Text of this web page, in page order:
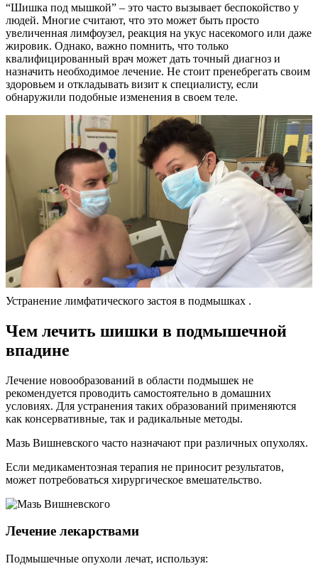
“Шишка под мышкой” – это часто вызывает беспокойство у
людей. Многие считают, что это может быть просто
увеличенная лимфоузел, реакция на укус насекомого или даже
жировик. Однако, важно помнить, что только
квалифицированный врач может дать точный диагноз и
назначить необходимое лечение. Не стоит пренебрегать своим
здоровьем и откладывать визит к специалисту, если
обнаружили подобные изменения в своем теле.
Устранение лимфатического застоя в подмышках .
Чем лечить шишки в подмышечной
впадине
Лечение новообразований в области подмышек не
рекомендуется проводить самостоятельно в домашних
условиях. Для устранения таких образований применяются
как консервативные, так и радикальные методы.
Мазь Вишневского часто назначают при различных опухолях.
Если медикаментозная терапия не приносит результатов,
может потребоваться хирургическое вмешательство.
Лечение лекарствами
Подмышечные опухоли лечат, используя: